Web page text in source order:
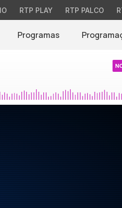
RTP PLAY RTP PALCO
Programas